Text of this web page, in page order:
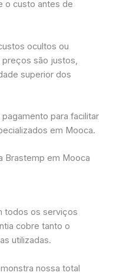
o custo antes de
ocultos ou
são justos,
superior dos
para facilitar
em Mooca.
Brastemp em Mooca
todos os serviços
cobre tanto o
utilizadas.
nossa total